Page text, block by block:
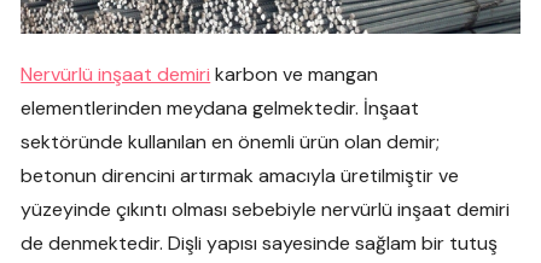
Nervürlü inşaat demiri karbon ve mangan
elementlerinden meydana gelmektedir. İnşaat
sektöründe kullanılan en önemli ürün olan demir;
betonun direncini artırmak amacıyla üretilmiştir ve
yüzeyinde çıkıntı olması sebebiyle nervürlü inşaat demiri
de denmektedir. Dişli yapısı sayesinde sağlam bir tutuş